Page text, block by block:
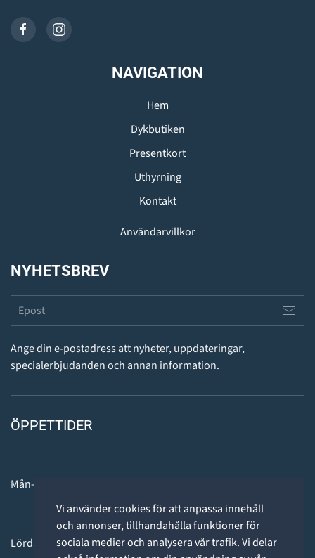
Vi använder cookies för att anpassa innehåll
och annonser, tillhandahålla funktioner för
sociala medier och analysera vår trafik. Vi delar
NAVIGATION
Hem
Dykbutiken
Presentkort
Uthyrning
Kontakt
Användarvillkor
NYHETSBREV
Ange din e-postadress att nyheter, uppdateringar,
specialerbjudanden och annan information.
ÖPPETTIDER
Mån-fre: 11 - 18
Lördag: 11-15